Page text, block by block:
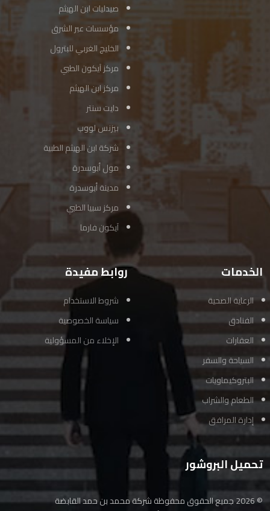
صيدليات ابن الهيثم
مؤسسات عبر الشرق
الخليج الغربي للبترول
مركز آيكون الطبي
مركز ابن الهيثم
دايت سنتر
بيزنس لووب
شركة ابن الهيثم الطبية
مول أبوسدرة
مدينة أبوسدرة
مركز سبيا الطبي
آيكون فارما
الخدمات
الرعاية الصحية
الفنادق
العقارات
السياحة والسفر
البتروكيماويات
الطعام والشراب
إدارة المرافق
روابط مفيدة
شروط الاستخدام
سياسة الخصوصية
الإخلاء من المسؤولية
تحميل البروشور
© 2026 جميع الحقوق محفوظة
شركة محمد بن حمد القابضة